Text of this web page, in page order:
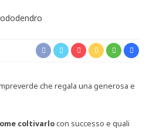
che regala una generosa e
coltivarlocon successo e quali